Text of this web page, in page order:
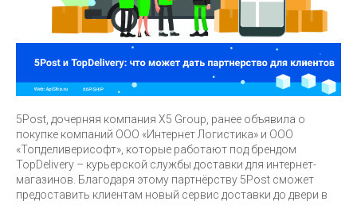
5Post, дочерняя компания Х5 Group, ранее объявила о
покупке компаний ООО «Интернет Логистика» и ООО
«Топделиверисофт», которые работают под брендом
TopDelivery – курьерской службы доставки для интернет-
магазинов. Благодаря этому партнёрству 5Post сможет
предоставить клиентам новый сервис доставки до двери в